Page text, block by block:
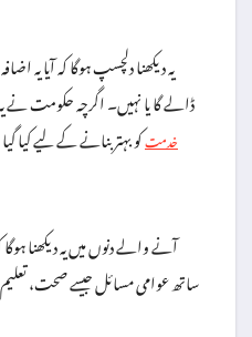
یہ دیکھنا دلچسپ ہوگا کہ آیا یہ
ڈالے گا یا نہیں۔ اگرچہ حکومت نے
خدمتکو بہتر بنانے کے لیے کیا
آنے والے دنوں میں یہ دیکھنا
ساتھ عوامی مسائل جیسے صحت،